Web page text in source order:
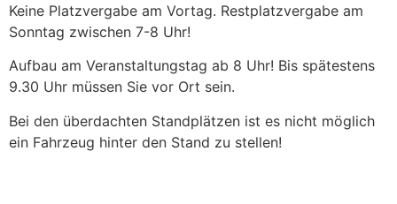
Keine Platzvergabe am Vortag. Restplatzvergabe am
Sonntag zwischen 7-8 Uhr!
Aufbau am Veranstaltungstag ab 8 Uhr! Bis spätestens
9.30 Uhr müssen Sie vor Ort sein.
Bei den überdachten Standplätzen ist es nicht möglich
ein Fahrzeug hinter den Stand zu stellen!